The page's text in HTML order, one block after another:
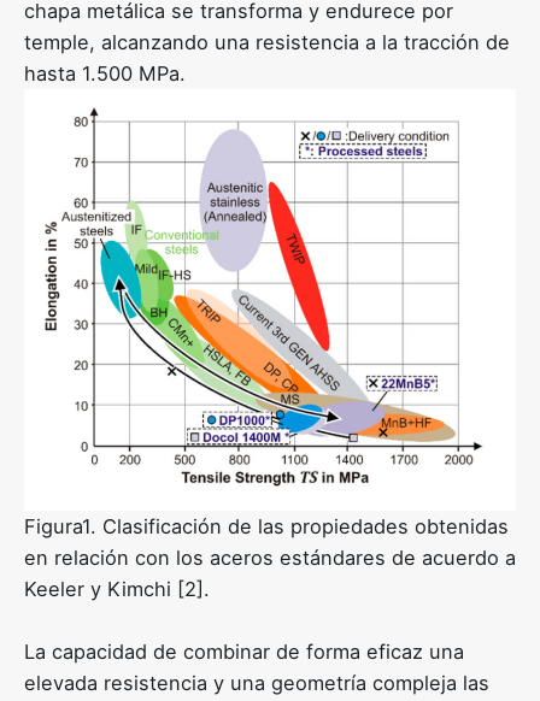
chapa metálica se transforma y endurece por
temple, alcanzando una resistencia a la tracción de
hasta 1.500 MPa.
Figura1. Clasificación de las propiedades obtenidas
en relación con los aceros estándares de acuerdo a
Keeler y Kimchi [2].
La capacidad de combinar de forma eficaz una
elevada resistencia y una geometría compleja las